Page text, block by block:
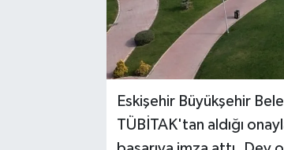
Eskişehir Büyükşehir
TÜBİTAK'tan aldığı